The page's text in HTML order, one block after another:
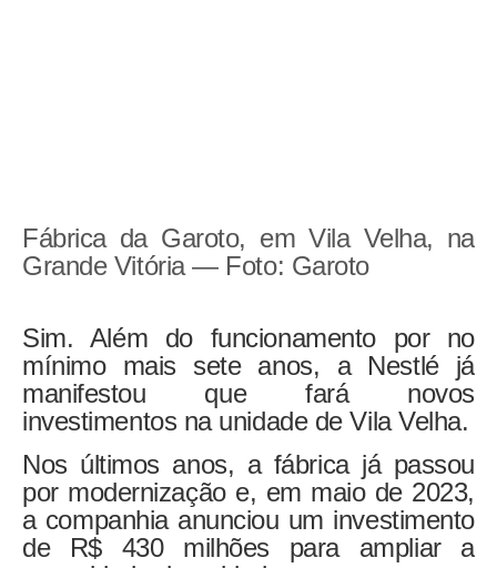
Fábrica da Garoto, em Vila Velha, na
Grande Vitória — Foto: Garoto
Sim. Além do funcionamento por no
mínimo mais sete anos, a Nestlé já
manifestou que fará novos
investimentos na unidadede Vila Velha.
Nos últimos anos, a fábrica já passou
por modernização e, em maio de 2023,
a companhia anunciou um investimento
de R$ 430 milhões para ampliar a